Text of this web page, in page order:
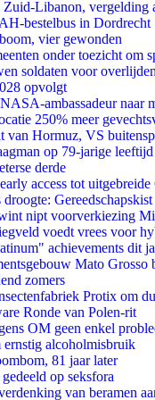
Libanon, vergelding
bestelbus in Dordrecht
vier gewonden
onder toezicht om
soldaten voor
opvolgt
ambassadeur naar
250% meer
van Hormuz, VS
op 79-jarige
derde
access tot
nipt voorverkiezing
voedt vrees voor
achievements dit
Mato Grosso
zomers
Protix om
Ronde van Polen-rit
OM geen enkel
ernstig alcoholmisbruik
81 jaar later
op seksfora
van beramen